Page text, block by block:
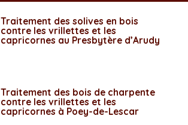
Traitement des solives en bois
contre les vrillettes et les
capricornes au Presbytère d’Arudy
Traitement des bois de charpente
contre les vrillettes et les
capricornes à Poey-de-Lescar